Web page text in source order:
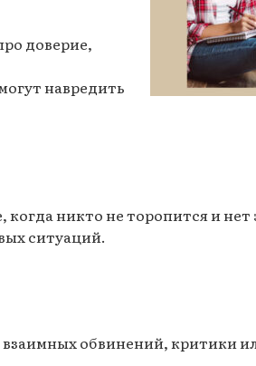
г.
доверие,
навредить
никто не торопится и
ситуаций.
обвинений, критики